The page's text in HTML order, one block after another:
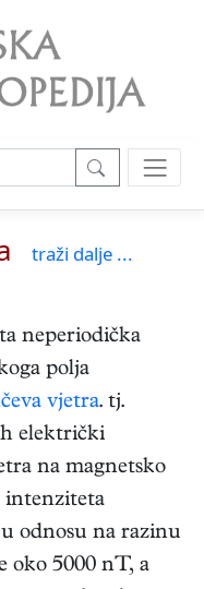
traži dalje ...
neperiodička
polja
vjetra. tj.
električki
na magnetsko
intenziteta
odnosu na razinu
oko 5000 nT, a